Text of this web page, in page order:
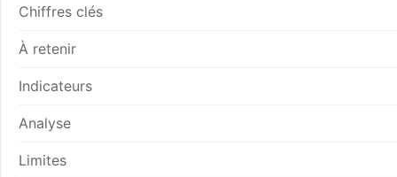
Chiffres clés
À retenir
Indicateurs
Analyse
Limites